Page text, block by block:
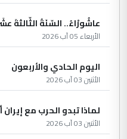
عاشُورْاءُ.. السّنَةُ الثّالثةَ
الأربعاء 05 آب 2026
اليوم الحادي والأربعون
الأثنين 03 آب 2026
لماذا تبدو الحرب مع
الأثنين 03 آب 2026